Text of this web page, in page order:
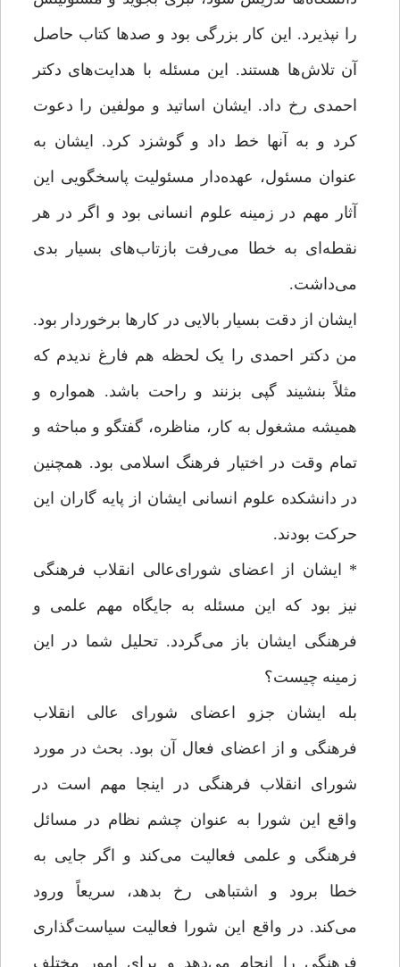
را نپذیرد. این کار بزرگی بود و صدها کتاب حاصل
آن تلاش‌ها هستند. این مسئله با هدایت‌های دکتر
احمدی رخ داد. ایشان اساتید و مولفین را دعوت
کرد و به آنها خط داد و گوشزد کرد. ایشان به
عنوان مسئول، عهده‌دار مسئولیت پاسخگویی این
آثار مهم در زمینه علوم انسانی بود و اگر در هر
نقطه‌ای به خطا می‌رفت بازتاب‌های بسیار بدی
می‌داشت.
ایشان از دقت بسیار بالایی در کارها برخوردار بود.
من دکتر احمدی را یک لحظه هم فارغ ندیدم که
مثلاً بنشیند گپی بزنند و راحت باشد. همواره و
همیشه مشغول به کار، مناظره، گفتگو و مباحثه و
تمام وقت در اختیار فرهنگ اسلامی بود. همچنین
در دانشکده علوم انسانی ایشان از پایه گاران این
حرکت بودند.
* ایشان از اعضای شورای‌عالی انقلاب فرهنگی
نیز بود که این مسئله به جایگاه مهم علمی و
فرهنگی ایشان باز می‌گردد. تحلیل شما در این
زمینه چیست؟
بله ایشان جزو اعضای شورای عالی انقلاب
فرهنگی و از اعضای فعال آن بود. بحث در مورد
شورای انقلاب فرهنگی در اینجا مهم است در
واقع این شورا به عنوان چشم نظام در مسائل
فرهنگی و علمی فعالیت می‌کند و اگر جایی به
خطا برود و اشتباهی رخ بدهد، سریعاً ورود
می‌کند. در واقع این شورا فعالیت سیاست‌گذاری
فرهنگی را انجام می‌دهد و برای امور مختلف